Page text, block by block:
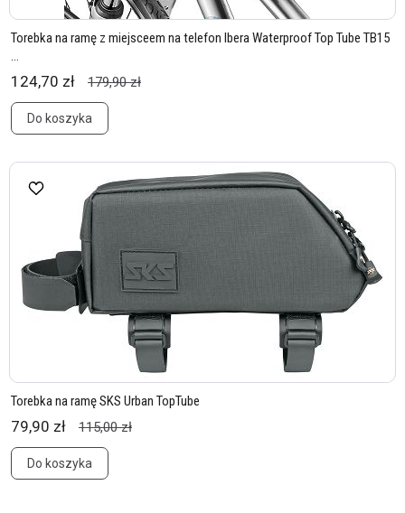
Torebka na ramę z miejsceem na telefon Ibera Waterproof Top Tube TB15
...
124,70 zł 179,90 zł
Do koszyka
Torebka na ramę SKS Urban TopTube
79,90 zł 115,00 zł
Do koszyka